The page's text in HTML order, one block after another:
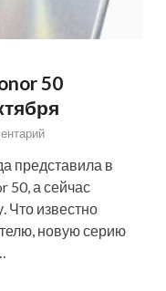
50
представила в
50, а сейчас
Что известно
новую серию